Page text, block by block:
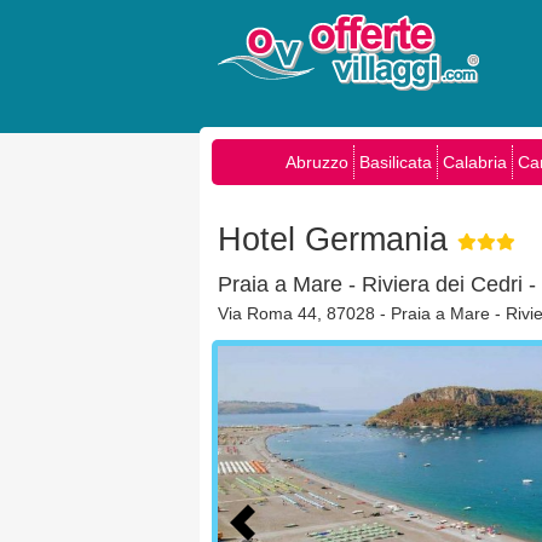
Abruzzo Basilicata Calabria
Hotel Germania
Praia a Mare - Riviera dei Cedri
Via Roma 44, 87028 - Praia a Mare -